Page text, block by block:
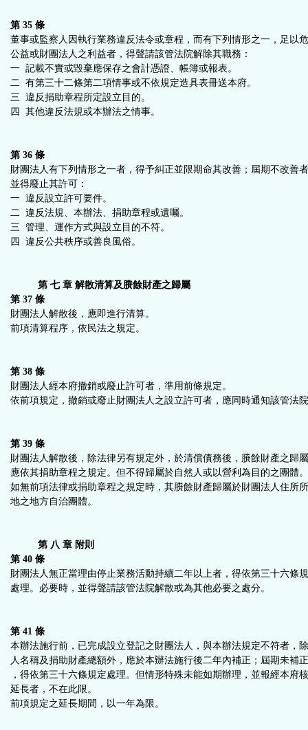
第 35 條
董事或監察人因執行業務違反法令或章程，而有下列情形之一，足以
公益或財團法人之利益者，得聲請該管法院解除其職務：
一 記載不實或毀棄應保存之會計憑證、帳簿或報表。
二 有第三十二條第二項情事或不依規定造具表冊送本府。
三 違反捐助章程所定設立目的。
四 其他違反法規或本辦法之情事。
第 36 條
財團法人有下列情形之一者，得予糾正並限期命其改善；屆期不改善
並得廢止其許可：
一 違反設立許可要件。
二 違反法規、本辦法、捐助章程或遺囑。
三 管理、運作方式與設立目的不符。
四 違反公共秩序或善良風俗。
第 七 章 解散清算及賸餘財產之歸屬
第 37 條
財團法人解散後，應即進行清算。
前項清算程序，依民法之規定。
第 38 條
財團法人經本府撤銷或廢止許可者，準用前條規定。
依前項規定，撤銷或廢止財團法人之設立許可者，應同時通知該管法
第 39 條
財團法人解散後，除法律另有規定外，於清償債務後，賸餘財產之歸
應依其捐助章程之規定。但不得歸屬於自然人或以營利為目的之團體。
如無前項法律或捐助章程之規定時，其賸餘財產歸屬於財團法人住所
地之地方自治團體。
第 八 章 附則
第 40 條
財團法人無正當理由停止業務活動持續二年以上者，得依第三十六條
處理。必要時，並得聲請該管法院解散或為其他必要之處分。
第 41 條
本辦法施行前，已完成設立登記之財團法人，與本辦法規定不符者，
人名稱及捐助財產總額外，應於本辦法施行後二年內補正；屆期未補
，得依第三十六條規定處理。但情形特殊未能如期辦理，並報經本府
延長者，不在此限。
前項規定之延長期間，以一年為限。